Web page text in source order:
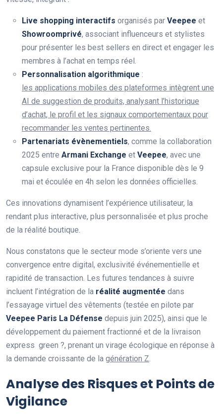
Live shopping interactifs organisés par Veepee et
Showroomprivé, associant influenceurs et stylistes
pour présenter les best sellers en direct et engager les
membres à l’achat en temps réel.
Personnalisation algorithmique :
les applications mobiles des plateformes intègrent une
AI de suggestion de produits, analysant l’historique
d’achat, le profil et les signaux comportementaux pour
recommander les ventes pertinentes.
Partenariats évènementiels, comme la collaboration
2025 entre Armani Exchange et Veepee, avec une
capsule exclusive pour la France disponible dès le 9
mai et écoulée en 4h selon les données officielles.
Ces innovations dynamisent l’expérience utilisateur, la
rendant plus interactive, plus personnalisée et plus proche
de la réalité boutique.
Nous constatons que le secteur mode s’oriente vers une
convergence entre digital, exclusivité événementielle et
rapidité de transaction. Les futures tendances à suivre
incluent l’intégration de la réalité augmentée dans
l’essayage virtuel des vêtements (testée en pilote par
Veepee Paris La Défense depuis juin 2025), ainsi que le
développement du paiement fractionné et de la livraison
express green ?, prenant un virage écologique en réponse à
la demande croissante de la génération Z.
Analyse des Risques et Points de
Vigilance